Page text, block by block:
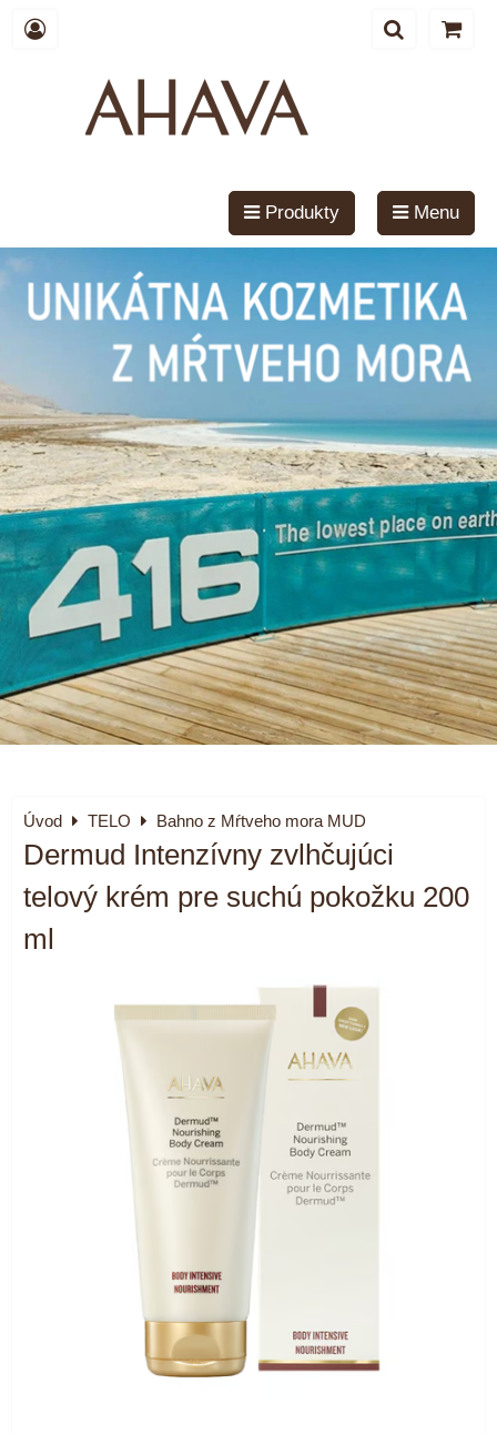
Produkty Menu
Úvod TELO Bahno z Mŕtveho mora MUD
Dermud Intenzívny zvlhčujúci
telový krém pre suchú pokožku 200
ml